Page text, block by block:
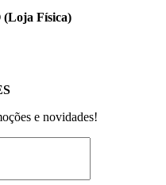
Física)
e novidades!